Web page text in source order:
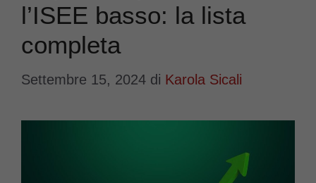
l’ISEE basso: la lista
completa
Settembre 15, 2024 di Karola Sicali